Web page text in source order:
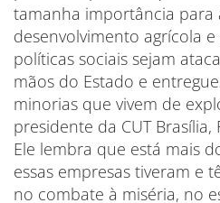
tamanha importância para
desenvolvimento agrícola
políticas sociais sejam
mãos do Estado e
minorias que vivem de
presidente da CUT Brasília,
Ele lembra que está mais
essas empresas tiveram e
no combate à miséria, no